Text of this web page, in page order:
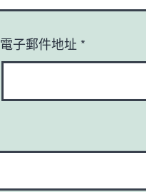
電子郵件地址 *